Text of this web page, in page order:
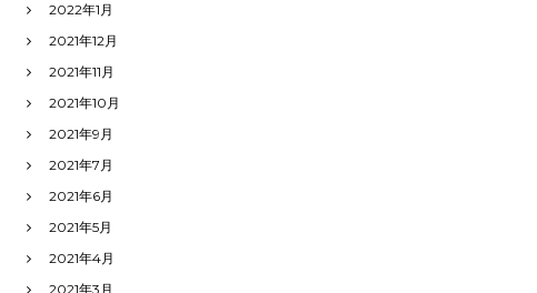
2022年1月
2021年12月
2021年11月
2021年10月
2021年9月
2021年7月
2021年6月
2021年5月
2021年4月
2021年3月